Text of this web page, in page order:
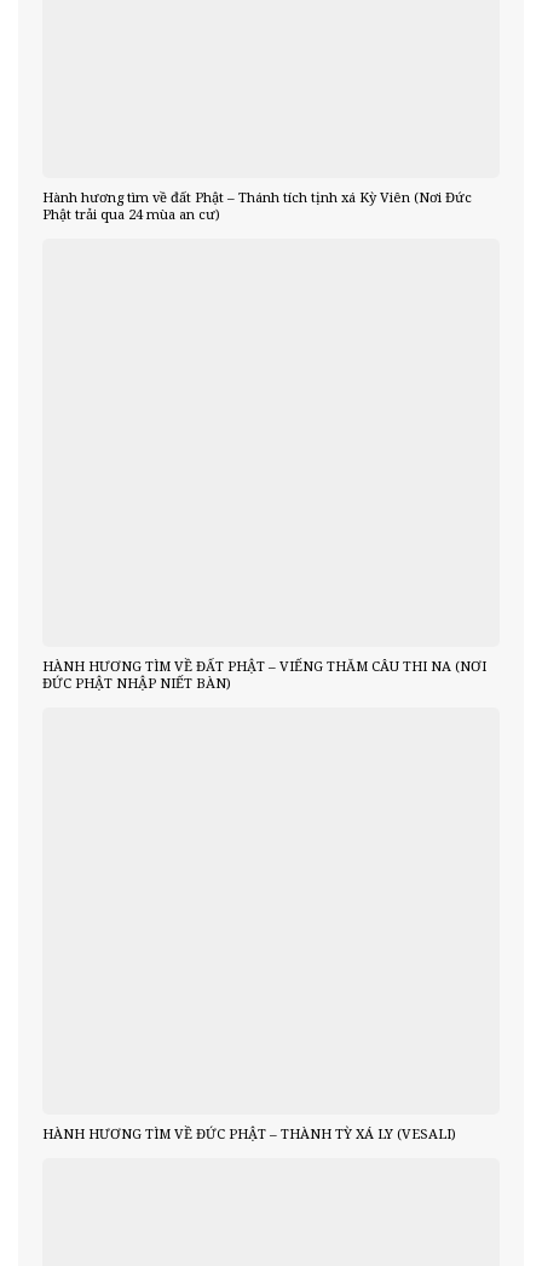
Hành hương tìm về đất Phật – Thánh tích tịnh xá Kỳ Viên (Nơi Đức
Phật trải qua 24 mùa an cư)
HÀNH HƯƠNG TÌM VỀ ĐẤT PHẬT – VIẾNG THĂM CÂU THI NA (NƠI
ĐỨC PHẬT NHẬP NIẾT BÀN)
HÀNH HƯƠNG TÌM VỀ ĐỨC PHẬT – THÀNH TỲ XÁ LY (VESALI)